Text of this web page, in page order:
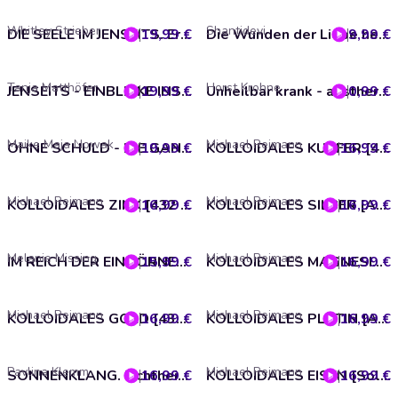
DIE SEELE IM JENSEITS. Erleuchtung geschieht, wenn von uns nichts als Liebe übrig ist
Whitley Strieber 19,99 € Die Wunden der Liebe heilen. Eine heilende Reise mit den Elohin der Gnade
Shantidevi 9,99 €
JENSEITS - EINBLICKE INS PARADIES
Tanja Matthöfer 19,99 € Unheilbar krank - austherapiert!
Horst Krohne 0,99 €
OHNE SCHULD - DIE GANZE GESCHICHTE [von der SPIEGEL-Bestseller-Autorin]
Maike Maja Nowak 19,99 € KOLLOIDALES KUPFER [432 Hertz]
Michael Reimann 16,99 €
KOLLOIDALES ZINK [432 Hertz]
Michael Reimann 16,99 € KOLLOIDALES SILBER [Antiviral]
Michael Reimann 16,99 €
IM REICH DER EINHÖRNER: Entspannen, Meditieren und Träumen mit den Einhörnern
Melanie Missing 15,99 € KOLLOIDALES MAGNESIUM [432 Hertz]
Michael Reimann 16,99 €
KOLLOIDALES GOLD [432 Hertz]
Michael Reimann 16,99 € KOLLOIDALES PLATIN [Alpha Flow & Antiviral]
Michael Reimann 16,99 €
SONNENKLANG. Lichtheilung durch die Plejader mit Botschaft und Anleitung
Pavlina Klemm 16,99 € KOLLOIDALES EISEN [Solfeggio 174, 285, 528 Hertz]
Michael Reimann 16,99 €